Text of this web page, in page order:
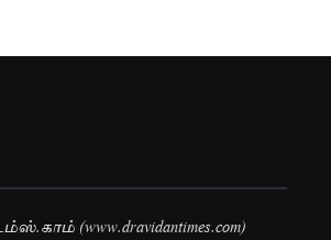
(www.dravidantimes.com)